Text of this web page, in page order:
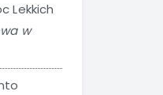
Lekkich
w